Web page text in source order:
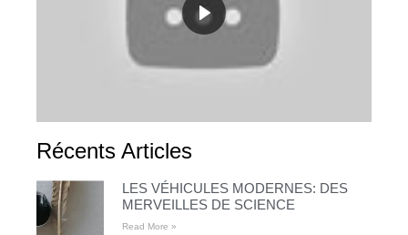
Récents Articles
LES VÉHICULES MODERNES: DES
MERVEILLES DE SCIENCE
Read More »